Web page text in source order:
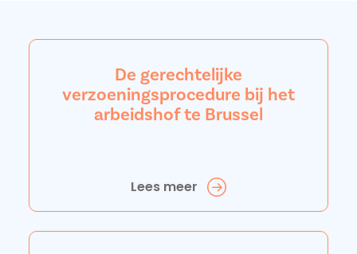
De gerechtelijke
verzoeningsprocedure bij het
arbeidshof te Brussel
Lees meer